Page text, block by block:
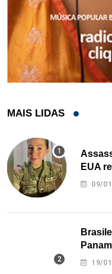
MAIS LIDAS
EUA
09/
nos19/